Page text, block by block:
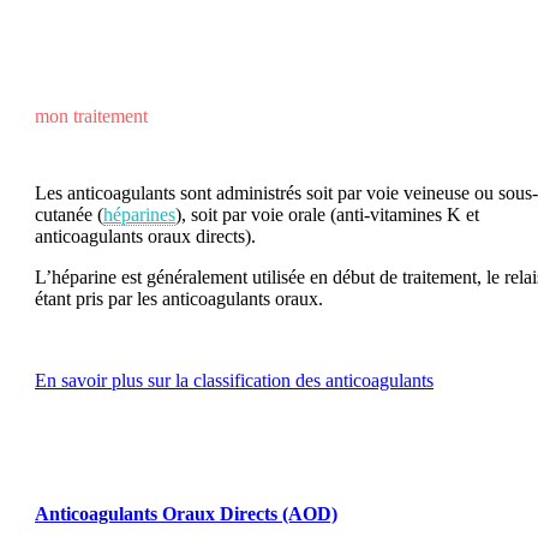
mon traitement
Les anticoagulants sont administrés soit par voie veineuse ou sous-
cutanée (héparines), soit par voie orale (anti-vitamines K et
anticoagulants oraux directs).
L’héparine est généralement utilisée en début de traitement, le
étant pris par les anticoagulants oraux.
En savoir plus sur la classification des anticoagulants
Anticoagulants Oraux Directs (AOD)